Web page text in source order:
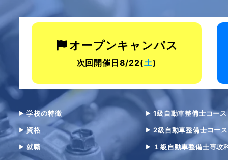
オープンキャンパス
次回開催日8/22(土)
学校の特徴
資格
就職
1級自動車整備士コース
2級自動車整備士コース
１級自動車整備士専攻